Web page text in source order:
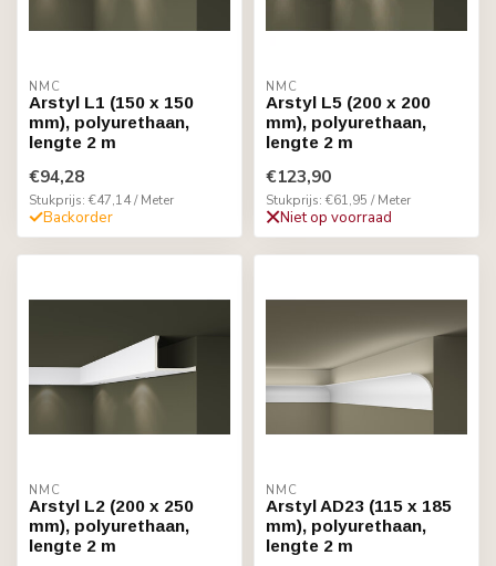
NMC
Arstyl L1 (150 x 150
mm), polyurethaan,
lengte 2 m
€94,28
Stukprijs: €47,14 / Meter
Backorder
NMC
Arstyl L5 (200 x 200
mm), polyurethaan,
lengte 2 m
€123,90
Stukprijs: €61,95 / Meter
Niet op voorraad
NMC
Arstyl L2 (200 x 250
mm), polyurethaan,
lengte 2 m
NMC
Arstyl AD23 (115 x 185
mm), polyurethaan,
lengte 2 m